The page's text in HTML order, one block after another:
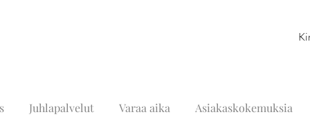
Juhlapalvelut Varaa aika Asiakaskokemuksia